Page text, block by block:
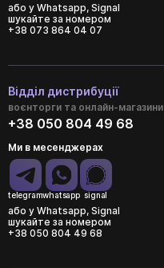
або у Whatsapp, Signal
шукайте за номером
+38 073 864 04 07
Відділ дистрибуції
воєнторги та онлайн-магазини
+38 050 804 49 68
Ми в месенджерах
telegramwhatsapp signal
або у Whatsapp, Signal
шукайте за номером
+38 050 804 49 68